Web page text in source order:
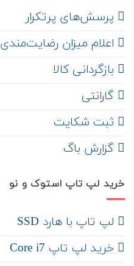
‌ پرسش‌های پرتکرار
اعلام میزان رضایت‌مندی
‌ بازگردانی کالا
گارانتی
ثبت شکایت
‌ گزارش باگ
خرید لپ تاپ استوک و نو
لپ تاپ با هارد SSD
خرید لپ تاپ Core i7